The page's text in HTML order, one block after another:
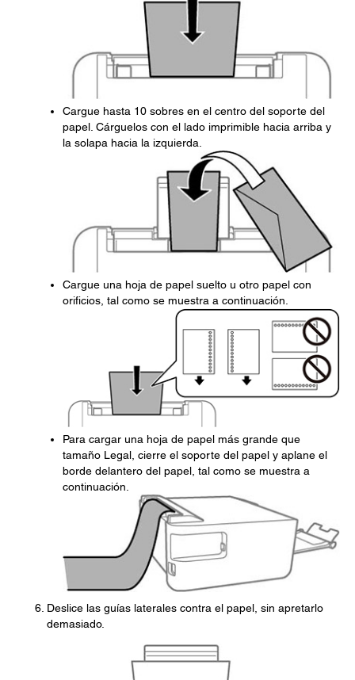
Cargue hasta 10 sobres en el centro del soporte del
papel. Cárguelos con el lado imprimible hacia arriba y
la solapa hacia la izquierda.
Cargue una hoja de papel suelto u otro papel con
orificios, tal como se muestra a continuación.
Para cargar una hoja de papel más grande que
tamaño Legal, cierre el soporte del papel y aplane el
borde delantero del papel, tal como se muestra a
continuación.
Deslice las guías laterales contra el papel, sin apretarlo
demasiado.